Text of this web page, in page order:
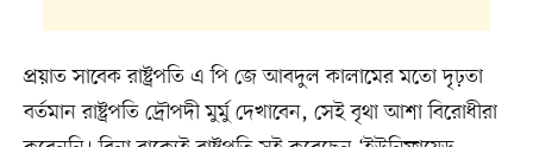
প্রয়াত সাবেক রাষ্ট্রপতি এ পি জে আবদুল কালামের মতো দৃঢ়তা
বর্তমান রাষ্ট্রপতি দ্রৌপদী মুর্মু দেখাবেন, সেই বৃথা আশা বিরোধীরা